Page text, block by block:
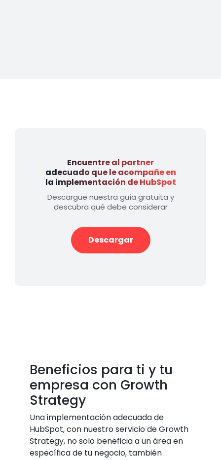
Encuentre al partner
adecuado que le acompañe en
la implementación de HubSpot
Descargue nuestra guía gratuita y
descubra qué debe considerar
Descargar
Beneficios para ti y tu
empresa con Growth
Strategy
Una implementación adecuada de
HubSpot, con nuestro servicio de Growth
Strategy, no solo beneficia a un área en
específica de tu negocio, también